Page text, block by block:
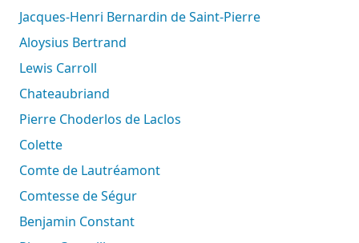
Jacques-Henri Bernardin de Saint-Pierre
Aloysius Bertrand
Lewis Carroll
Chateaubriand
Pierre Choderlos de Laclos
Colette
Comte de Lautréamont
Comtesse de Ségur
Benjamin Constant